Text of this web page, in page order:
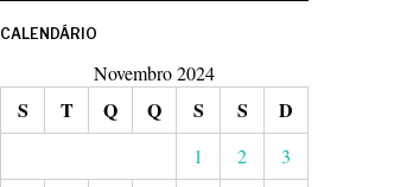
CALENDÁRIO
Novembro 2024
S T Q Q S S D
1 2
3